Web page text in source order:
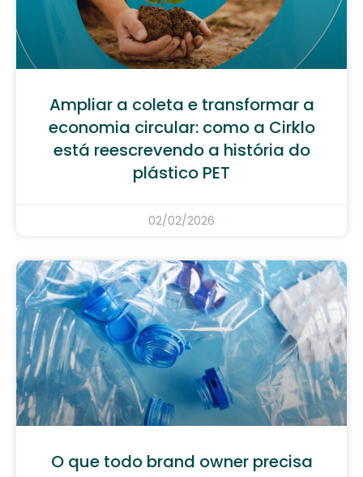
Ampliar a coleta e transformar a
economia circular: como a Cirklo
está reescrevendo a história do
plástico PET
02/02/2026
O que todo brand owner precisa